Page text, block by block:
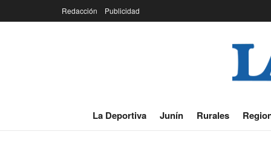
Redacción Publicidad
La Deportiva Junín Rurales